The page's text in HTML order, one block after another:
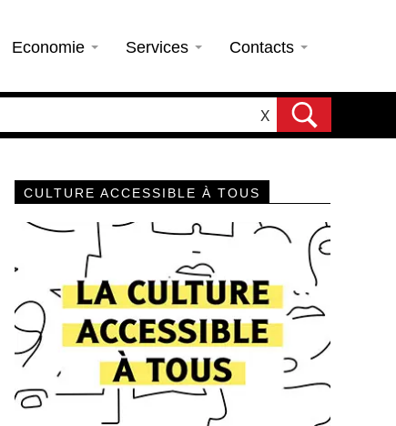
Economie Services Contacts
X
CULTURE ACCESSIBLE À TOUS